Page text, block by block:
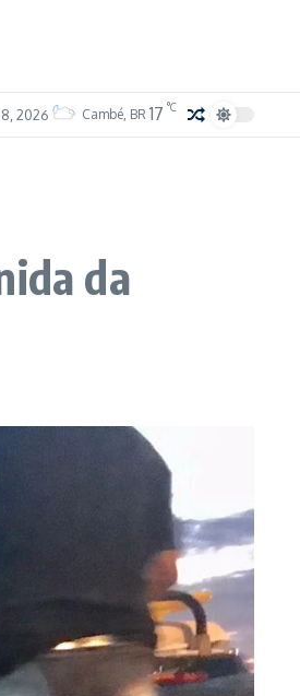
2026 Cambé, BR 17 °C
da